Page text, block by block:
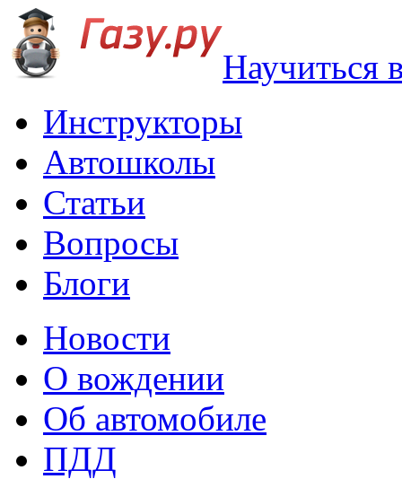
Научиться
Инструкторы
Автошколы
Статьи
Вопросы
Блоги
Новости
О вождении
Об автомобиле
ПДД